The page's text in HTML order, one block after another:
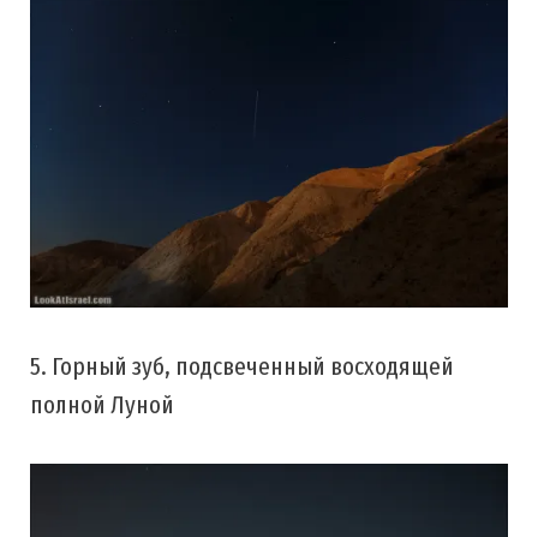
5. Горный зуб, подсвеченный восходящей
полной Луной